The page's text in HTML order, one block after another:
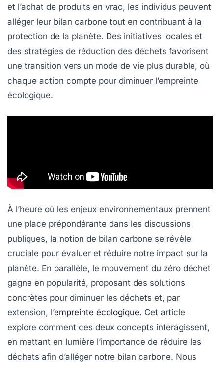
et l’achat de produits en vrac, les individus peuvent
alléger leur bilan carbone tout en contribuant à la
protection de la planète. Des initiatives locales et
des stratégies de réduction des déchets favorisent
une transition vers un mode de vie plus durable, où
chaque action compte pour diminuer l’empreinte
écologique.
À l’heure où les enjeux environnementaux prennent
une place prépondérante dans les discussions
publiques, la notion de bilan carbone se révèle
cruciale pour évaluer et réduire notre impact sur la
planète. En parallèle, le mouvement du zéro déchet
gagne en popularité, proposant des solutions
concrètes pour diminuer les déchets et, par
extension, l’empreinte écologique. Cet article
explore comment ces deux concepts interagissent,
en mettant en lumière l’importance de réduire les
déchets afin d’alléger notre bilan carbone. Nous